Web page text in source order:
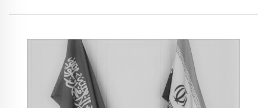
سيحصل هذا الغزو؟ وإن لم يحصل ما هي الخطة
الإسرائيلية البديلة؟